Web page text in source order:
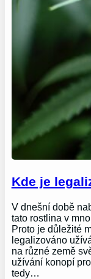
Kde je
V dnešní době
tato rostlina v
Proto je důležité
legalizováno
na různé země
užívání konopí
tedy…